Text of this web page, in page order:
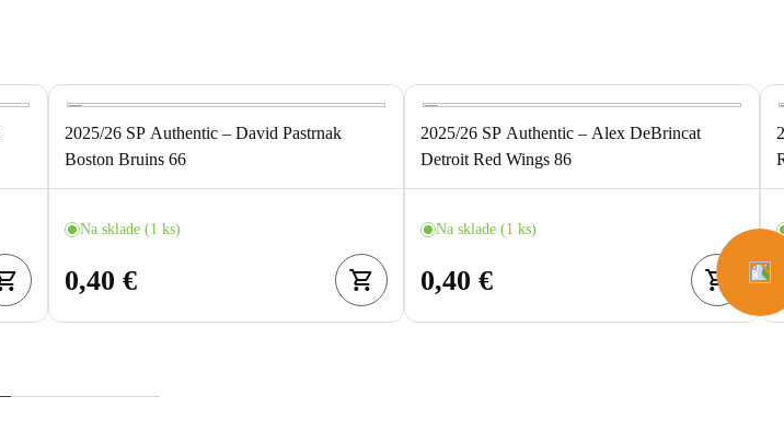
2025/26 SP Authentic – David Pastrnak
Boston Bruins 66
Na sklade (1 ks)
0,40 €
2025/26 SP Authentic – Alex DeBrincat
Detroit Red Wings 86
Na sklade (1 ks)
0,40 €